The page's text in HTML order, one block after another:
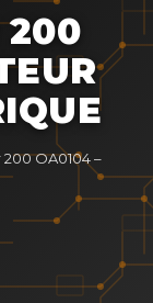
200
OA0104 –